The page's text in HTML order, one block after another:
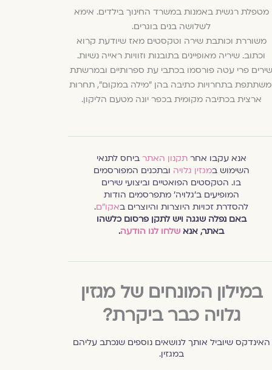
מטפלת רגשית באמנות במשרד החינוך בילדים. אימא
לשלושה בנים בוגרים.
משוררת וכותבת שירה וטקסטים מאז שיודעת קרוא
וכתוב. שיריה מאופיינים בתובנות וזוויות ראייה נשיות.
שירים פרי עטה פורסמו בכתבי עת ספרותיים ובמרשתת
בתחרויות כתיבה בהן "מילה במקום", תחרות
ארצית בכתיבה מקומית בכפר יונה מטעם הליקון.
אנא עקבו אחרתקנון האתר ביחס לתנאי
השימוש במגזין גלויה ובתכנים המפורסמים
בו. הטקסטים הפואטיים וביצועי שירים
המופיעים ב׳גלויה׳ מתפרסמים הודות
להסדרת זכויות היוצרות והיוצרים באקו״ם.
באם נפלה שגגה ויש לתקן פרסום כלשהו
באתר, אנא שלחו לנו הודעה.
במילון המונחים של מגזין
גלויה כבר ביקרת?
האינדקס שיוביל אותך לנושאים נוספים שנכתב עליהם
במגזין.